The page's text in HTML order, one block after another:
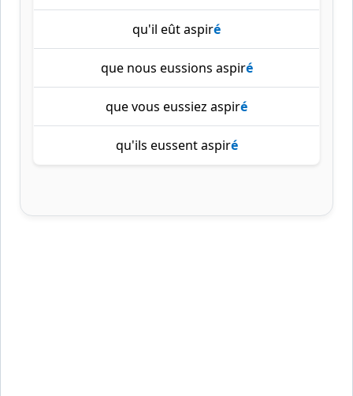
qu'il eût aspiré
que nous eussions aspiré
que vous eussiez aspiré
qu'ils eussent aspiré